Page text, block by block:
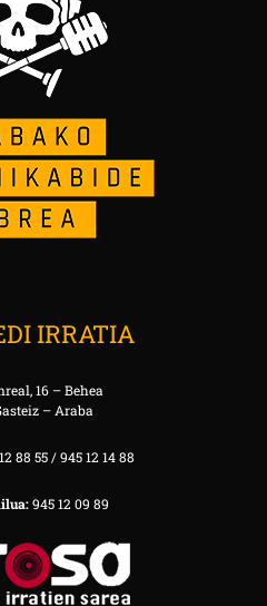
IRRATIA
16 – Behea
– Araba
88 55 / 945 12 14 88
945 12 09 89